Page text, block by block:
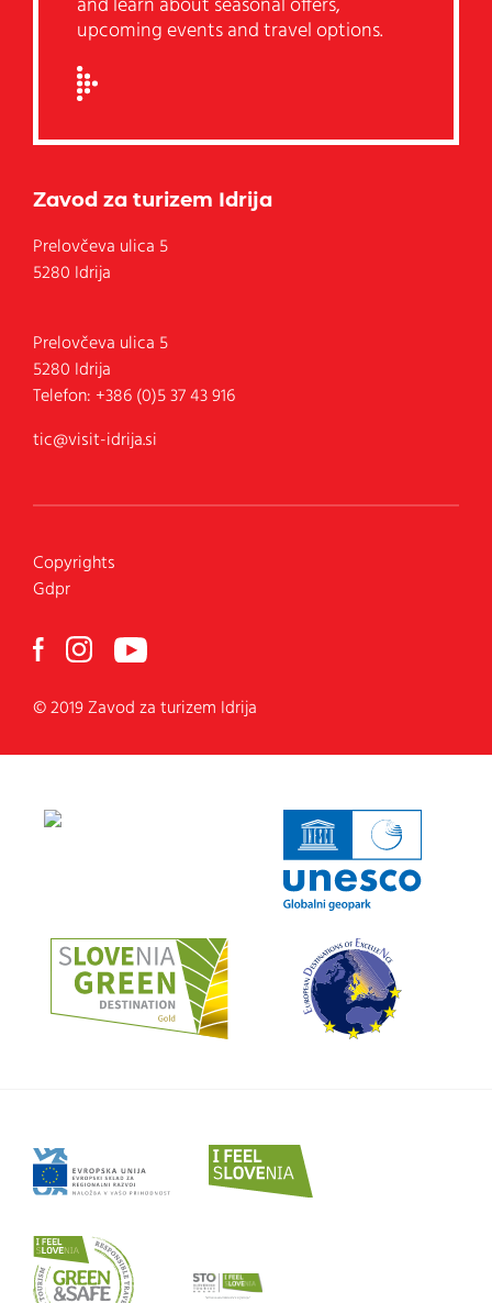
and learn about seasonal offers,
upcoming events and travel options.
Zavod za turizem Idrija
Prelovčeva ulica 5
5280 Idrija
Prelovčeva ulica 5
5280 Idrija
Telefon: +386 (0)5 37 43 916
tic@visit-idrija.si
Copyrights
Gdpr
© 2019 Zavod za turizem Idrija